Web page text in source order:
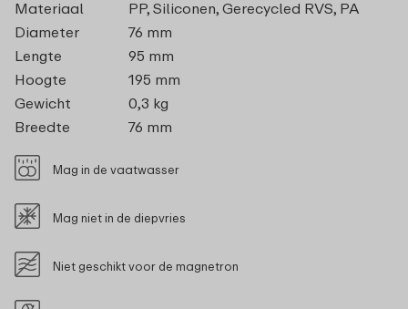
Materiaal
PP, Siliconen, Gerecycled RVS, PA
Diameter
76 mm
Lengte
95 mm
Hoogte
195 mm
Gewicht
0,3 kg
Breedte
76 mm
Mag in de vaatwasser
Mag niet in de diepvries
Niet geschikt voor de magnetron